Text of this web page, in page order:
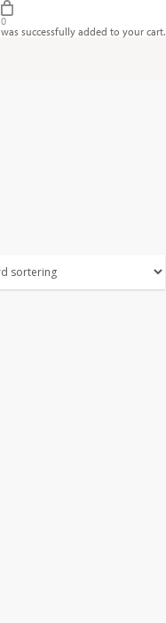
search
0
was successfully added to your cart.